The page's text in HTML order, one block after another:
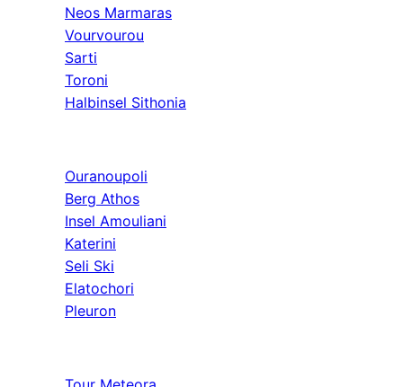
Neos Marmaras
Vourvourou
Sarti
Toroni
Halbinsel Sithonia
Ouranoupoli
Berg Athos
Insel Amouliani
Katerini
Seli Ski
Elatochori
Pleuron